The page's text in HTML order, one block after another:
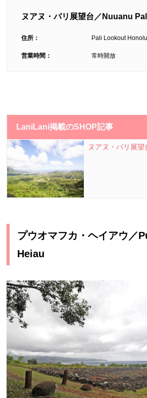
ヌアヌ・パリ展望台／Nuuanu
住所： Pali Lookout
営業時間： 常時開放
LaniLani掲載のSHOP記事
ヌアヌ・パリ展
プウオマフカ・ヘイアウ／
Heiau